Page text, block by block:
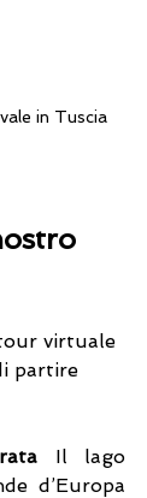
in Tuscia
virtuale
partire
Il lago
d’Europa